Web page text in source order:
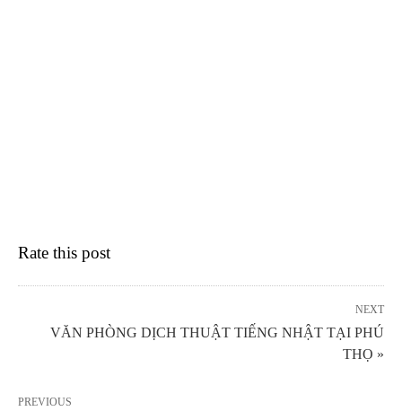
Rate this post
NEXT
VĂN PHÒNG DỊCH THUẬT TIẾNG NHẬT TẠI PHÚ
THỌ »
PREVIOUS